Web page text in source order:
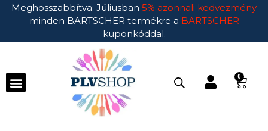
Meghosszabbítva: Júliusban 5% azonnali kedvezmény
minden BARTSCHER termékre a BARTSCHER
kuponkóddal.
0